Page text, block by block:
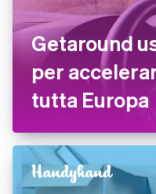
Getaround
per
tutta Europa